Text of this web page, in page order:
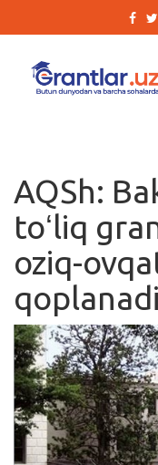
Ishlar
Kurslar
Blog
Yana
Qidirish
Kirish
AQSh:
toʻliq
oziq-